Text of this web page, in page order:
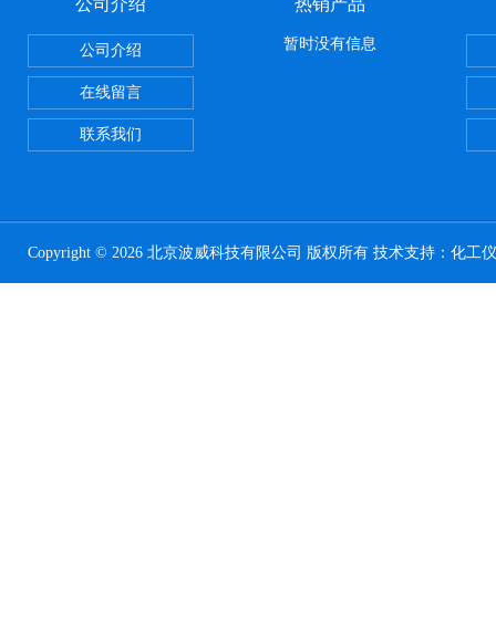
公司介绍
公司介绍
在线留言
联系我们
热销产品
暂时没有信息
Copyright © 2026 北京波威科技有限公司 版权所有 技术支持： 化工